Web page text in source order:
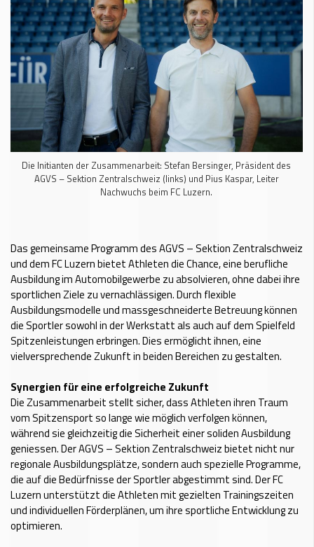
Die Initianten der Zusammenarbeit: Stefan Bersinger, Präsident des
AGVS – Sektion Zentralschweiz (links) und Pius Kaspar, Leiter
Nachwuchs beim FC Luzern.
Das gemeinsame Programmdes AGVS – Sektion Zentralschweiz
und dem FC Luzern bietet Athleten die Chance, eine berufliche
Ausbildung im Automobilgewerbe zu absolvieren, ohne dabei ihre
sportlichen Ziele zu vernachlässigen. Durch flexible
Ausbildungsmodelle und massgeschneiderte Betreuung können
die Sportler sowohl in der Werkstatt als auch auf dem Spielfeld
Spitzenleistungen erbringen. Dies ermöglicht ihnen, eine
vielversprechende Zukunft in beiden Bereichen zu gestalten.
Synergien für eine erfolgreiche Zukunft
Die Zusammenarbeit stellt sicher, dass Athleten ihren Traum
vom Spitzensport so lange wie möglich verfolgen können,
während sie gleichzeitig die Sicherheit einer soliden Ausbildung
geniessen. Der AGVS – Sektion Zentralschweiz bietet nicht nur
regionale Ausbildungsplätze, sondern auch spezielle Programme,
die auf die Bedürfnisse der Sportler abgestimmt sind. Der FC
Luzern unterstützt die Athleten mit gezielten Trainingszeiten
und individuellen Förderplänen, um ihre sportliche Entwicklung zu
optimieren.